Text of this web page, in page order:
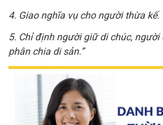
4. Giao nghĩa vụ cho người thừa kế.
5. Chỉ định người giữ di chúc,
phân chia di sản.”